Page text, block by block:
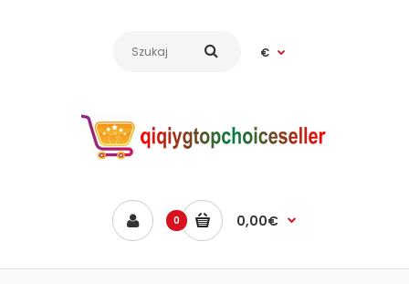
€
0 0,00€